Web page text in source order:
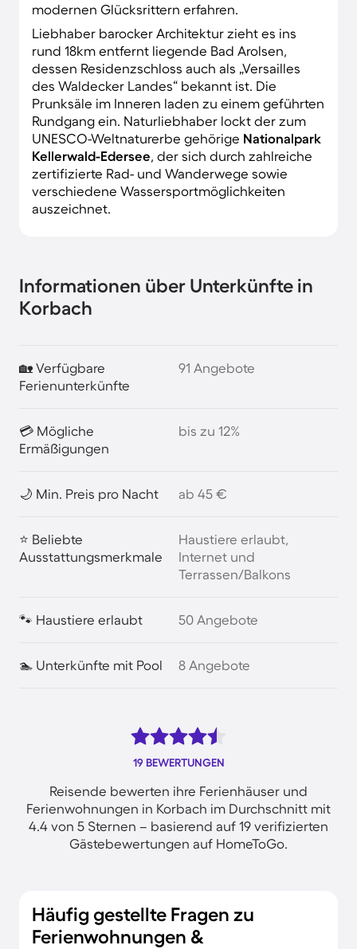
modernen Glücksrittern erfahren.
Liebhaber barocker Architektur zieht es ins
rund 18km entfernt liegende Bad Arolsen,
dessen Residenzschloss auch als „Versailles
des Waldecker Landes“ bekannt ist. Die
Prunksäle im Inneren laden zu einem geführten
Rundgang ein. Naturliebhaber lockt der zum
UNESCO-Weltnaturerbe gehörige Nationalpark
Kellerwald-Edersee, der sich durch zahlreiche
zertifizierte Rad- und Wanderwege sowie
verschiedene Wassersportmöglichkeiten
auszeichnet.
Informationen über Unterkünfte in
Korbach
🏡 Verfügbare
Ferienunterkünfte
91 Angebote
💳 Mögliche
Ermäßigungen
bis zu 12%
🌙 Min. Preis pro Nacht ab 45 €
⭐ Beliebte
Ausstattungsmerkmale
Haustiere erlaubt,
Internet und
Terrassen/Balkons
🐾 Haustiere erlaubt 50 Angebote
🏊 Unterkünfte mit Pool 8 Angebote
19 BEWERTUNGEN
Reisende bewerten ihre Ferienhäuser und
Ferienwohnungen in Korbach im Durchschnitt mit
4.4 von 5 Sternen – basierend auf 19 verifizierten
Gästebewertungen auf HomeToGo.
Häufig gestellte Fragen zu
Ferienwohnungen &